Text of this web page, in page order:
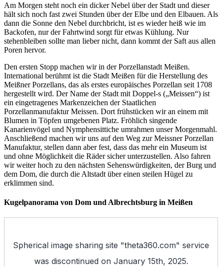
Am Morgen steht noch ein dicker Nebel über der Stadt und dieser
hält sich noch fast zwei Stunden über der Elbe und den Elbauen. Als
dann die Sonne den Nebel durchbricht, ist es wieder heiß wie im
Backofen, nur der Fahrtwind sorgt für etwas Kühlung. Nur
stehenbleiben sollte man lieber nicht, dann kommt der Saft aus allen
Poren hervor.
Den ersten Stopp machen wir in der Porzellanstadt Meißen.
International berühmt ist die Stadt Meißen für die Herstellung des
Meißner Porzellans, das als erstes europäisches Porzellan seit 1708
hergestellt wird. Der Name der Stadt mit Doppel-s („Meissen“) ist
ein eingetragenes Markenzeichen der Staatlichen
Porzellanmanufaktur Meissen. Dort frühstücken wir an einem mit
Blumen in Töpfen umgebenen Platz. Fröhlich singende
Kanarienvögel und Nymphensittiche umrahmen unser Morgenmahl.
Anschließend machen wir uns auf den Weg zur Meissner Porzellan
Manufaktur, stellen dann aber fest, dass das mehr ein Museum ist
und ohne Möglichkeit die Räder sicher unterzustellen. Also fahren
wir weiter hoch zu den nächsten Sehenswürdigkeiten, der Burg und
dem Dom, die durch die Altstadt über einen steilen Hügel zu
erklimmen sind.
Kugelpanorama von Dom und Albrechtsburg in Meißen